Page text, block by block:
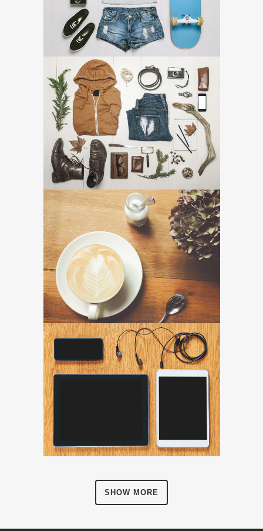
SHOW MORE